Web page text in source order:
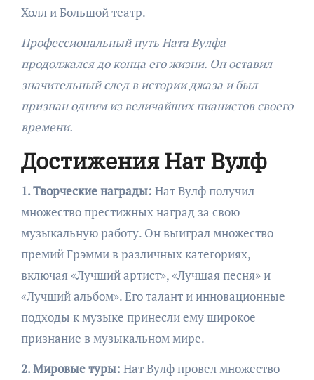
Холл и Большой театр.
Профессиональный путь Ната Вулфа
продолжался до конца его жизни. Он оставил
значительный след в истории джаза и был
признан одним из величайших пианистов своего
времени.
Достижения Нат Вулф
1. Творческие награды: Нат Вулф получил
множество престижных наград за свою
музыкальную работу. Он выиграл множество
премий Грэмми в различных категориях,
включая «Лучший артист», «Лучшая песня» и
«Лучший альбом». Его талант и инновационные
подходы к музыке принесли ему широкое
признание в музыкальном мире.
2. Мировые туры: Нат Вулф провел множество